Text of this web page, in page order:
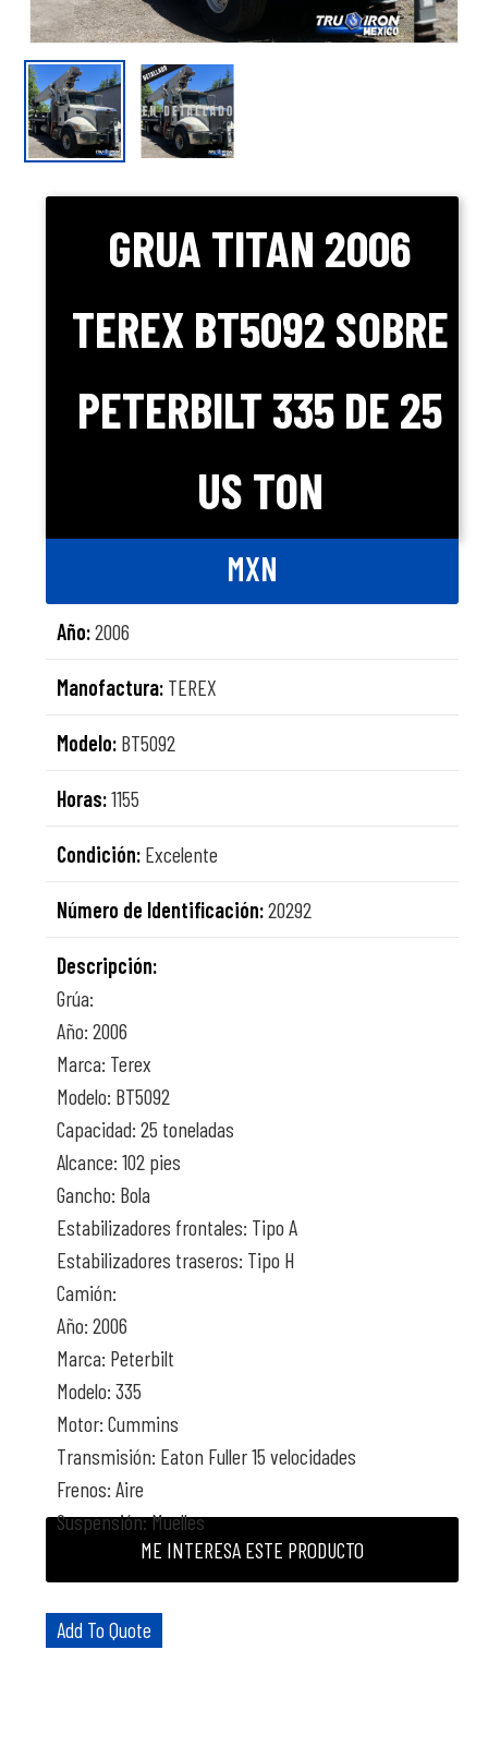
GRUA TITAN 2006
TEREX BT5092 SOBRE
PETERBILT 335 DE 25
US TON
MXN
Año:2006
Manofactura:TEREX
Modelo:BT5092
Horas:1155
Condición:Excelente
Número de Identificación:20292
Descripción:
Grúa:
Año: 2006
Marca: Terex
Modelo: BT5092
Capacidad: 25 toneladas
Alcance: 102 pies
Gancho: Bola
Estabilizadores frontales: Tipo A
Estabilizadores traseros: Tipo H
Camión:
Año: 2006
Marca: Peterbilt
Modelo: 335
Motor: Cummins
Transmisión: Eaton Fuller 15 velocidades
Frenos: Aire
Suspensión: Muelles
ME INTERESA ESTE PRODUCTO
Add To Quote